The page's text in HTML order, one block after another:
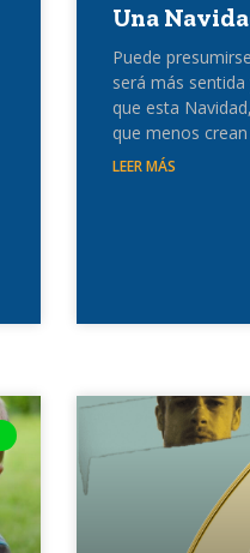
Una
Puede
será más
que esta
que menos
LEER MÁS